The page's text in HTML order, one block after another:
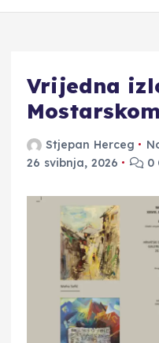
e
Vrijedna
Stjepan Herceg
26 svibnja, 2026
0